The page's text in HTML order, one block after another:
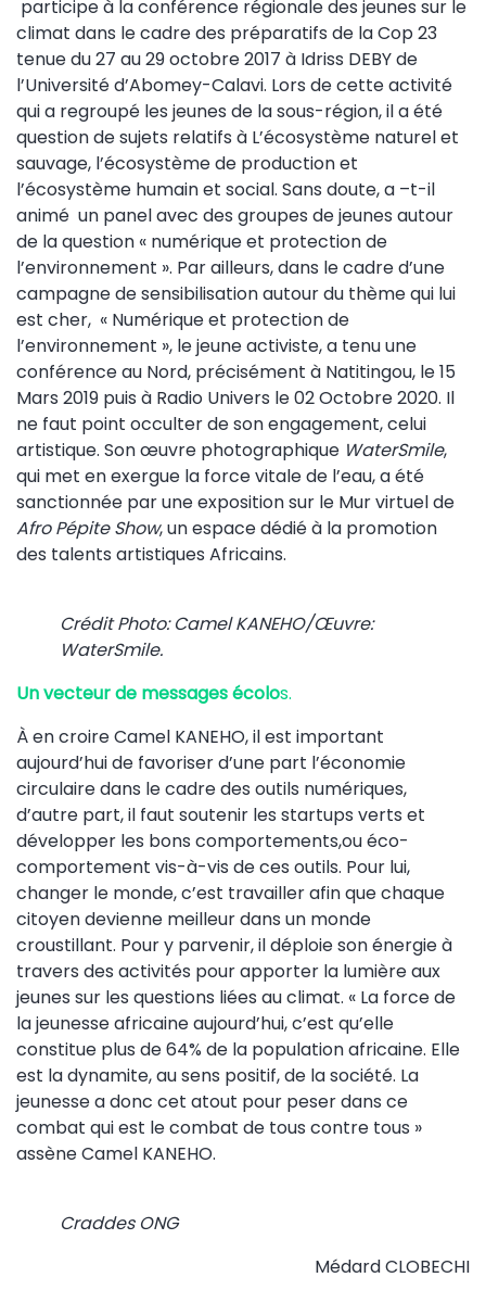
participe à la conférence régionale des jeunes sur le
climat dans le cadre des préparatifs de la Cop 23
tenue du 27 au 29 octobre 2017 à Idriss DEBY de
l’Université d’Abomey-Calavi. Lors de cette activité
qui a regroupé les jeunes de la sous-région, il a été
question de sujets relatifs à L’écosystème naturel et
sauvage, l’écosystème de production et
l’écosystème humain et social. Sans doute, a –t-il
animé un panel avec des groupes de jeunes autour
de la question « numérique et protection de
l’environnement ». Par ailleurs, dans le cadre d’une
campagne de sensibilisation autour du thème qui lui
est cher, « Numérique et protection de
l’environnement », le jeune activiste, a tenu une
conférence au Nord, précisément à Natitingou, le 15
Mars 2019 puis à Radio Univers le 02 Octobre 2020. Il
ne faut point occulter de son engagement, celui
artistique. Son œuvre photographique WaterSmile,
qui met en exergue la force vitale de l’eau, a été
sanctionnée par une exposition sur le Mur virtuel de
Afro Pépite Show, un espace dédié à la promotion
des talents artistiques Africains.
Crédit Photo: Camel KANEHO/Œuvre:
WaterSmile.
Un vecteur de messages écolos.
À en croire Camel KANEHO, il est important
aujourd’hui de favoriser d’une part l’économie
circulaire dans le cadre des outils numériques,
d’autre part, il faut soutenir les startups verts et
développer les bons comportements,ou éco-
comportement vis-à-vis de ces outils. Pour lui,
changer le monde, c’est travailler afin que chaque
citoyen devienne meilleur dans un monde
croustillant. Pour y parvenir, il déploie son énergie à
travers des activités pour apporter la lumière aux
jeunes sur les questions liées au climat. « La force de
la jeunesse africaine aujourd’hui, c’est qu’elle
constitue plus de 64% de la population africaine. Elle
est la dynamite, au sens positif, de la société. La
jeunesse a donc cet atout pour peser dans ce
combat qui est le combat de tous contre tous »
assène Camel KANEHO.
Craddes ONG
Médard CLOBECHI